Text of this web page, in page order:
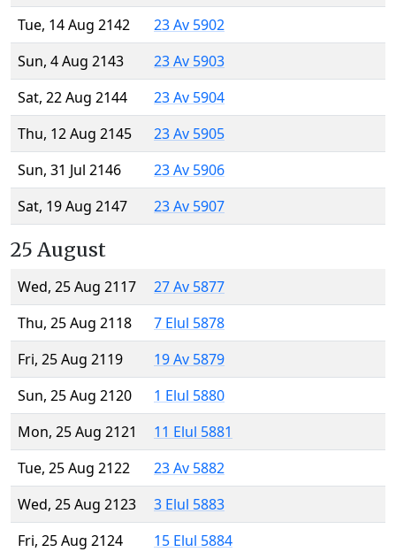
Tue, 14 Aug 2142
23 Av 5902
Sun, 4 Aug 2143
23 Av 5903
Sat, 22 Aug 2144
23 Av 5904
Thu, 12 Aug 2145
23 Av 5905
Sun, 31 Jul 2146
23 Av 5906
Sat, 19 Aug 2147
23 Av 5907
25 August
Wed, 25 Aug 2117
27 Av 5877
Thu, 25 Aug 2118
7 Elul 5878
Fri, 25 Aug 2119
19 Av 5879
Sun, 25 Aug 2120
1 Elul 5880
Mon, 25 Aug 2121
11 Elul 5881
Tue, 25 Aug 2122
23 Av 5882
Wed, 25 Aug 2123
3 Elul 5883
Fri, 25 Aug 2124
15 Elul 5884